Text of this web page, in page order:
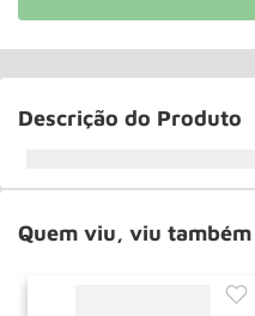
Descrição do Produto
Quem viu, viu também